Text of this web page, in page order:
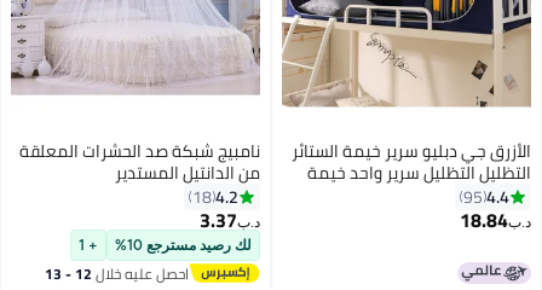
جي دبليو سرير خيمة الستائر
التظليل سرير واحد خيمة
مظلة من القماش مظلة
البعوض صافي الخصوصية
الشريط الإطار غرفة نوم
الأزرق الكرتون نمط الليمون
95
18.84
نامبيج شبكة صد الحشرات المعلقة
من الدانتيل المستدير
4.2
18
3.37
لك رصيد مسترجع 10% + 1
احصل عليه خلال 12 - 13